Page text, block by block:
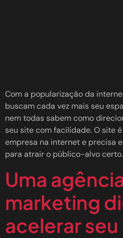
Com a popularização da
buscam cada vez mais seu
nem todas sabem como
seu site com facilidade. O site
empresa na internet e precisa
para atrair o público-alvo
Uma
marketing
acelerar